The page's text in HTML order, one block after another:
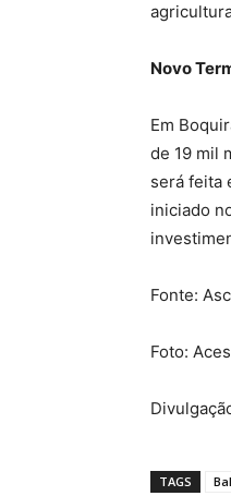
Novo
Em
de 19 mil
será feita
iniciado
Fonte:
Foto:
TAGS